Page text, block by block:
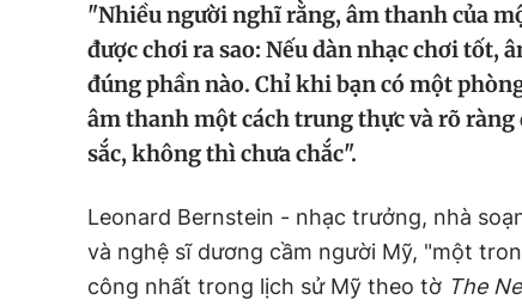
"Nhiều người nghĩ rằng, âm thanh của
được chơi ra sao: Nếu dàn nhạc chơi tốt,
đúng phần nào. Chỉ khi bạn có một
âm thanh một cách trung thực và rõ
sắc, không thì chưa chắc".
Leonard Bernstein - nhạc trưởng, nhà
và nghệ sĩ dương cầm người Mỹ, "một
công nhất trong lịch sử Mỹ theo tờ The